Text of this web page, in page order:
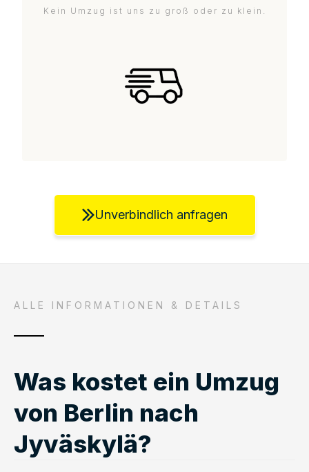
Kein Umzug ist uns zu groß oder zu klein.
Unverbindlich anfragen
ALLE INFORMATIONEN & DETAILS
Was kostet ein Umzug
von Berlin nach
Jyväskylä?